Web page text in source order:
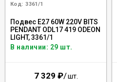
Код: 3361/1
Подвес E27 60W 220V BITS
PENDANT ODL17 419 ODEON
LIGHT, 3361/1
В наличии: 29 шт.
7 329 ₽/шт.